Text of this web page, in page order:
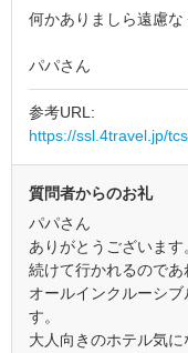
何かありましら遠慮な
パパさん
参考URL:
https://ssl.4travel.jp/
質問者からのお礼
パパさん
ありがとうございます
続けて行かれるのであ
オールインクルーシ
す。
大人向きのホテル気に